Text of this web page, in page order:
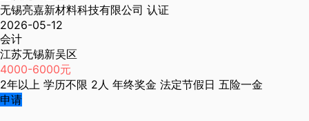
无锡亮嘉新材料科技有限公司 认证
2026-05-12
会计
江苏无锡新吴区
4000-6000元
2年以上 学历不限 2人 年终奖金 法定节假日 五险一金
申请